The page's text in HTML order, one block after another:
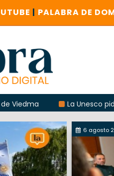
| PALABRA DE
La Unesco pidió frenar
6 agosto